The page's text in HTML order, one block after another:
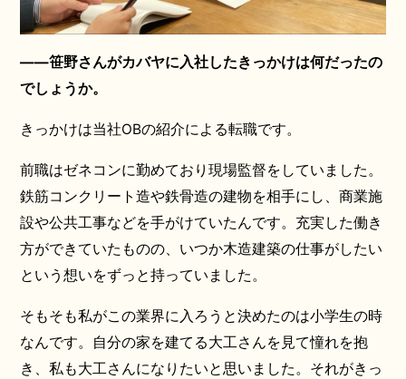
――笹野さんがカバヤに入社したきっかけは何だったの
でしょうか。
きっかけは当社OBの紹介による転職です。
前職はゼネコンに勤めており現場監督をしていました。
鉄筋コンクリート造や鉄骨造の建物を相手にし、商業施
設や公共工事などを手がけていたんです。充実した働き
方ができていたものの、いつか木造建築の仕事がしたい
という想いをずっと持っていました。
そもそも私がこの業界に入ろうと決めたのは小学生の時
なんです。自分の家を建てる大工さんを見て憧れを抱
き、私も大工さんになりたいと思いました。それがきっ